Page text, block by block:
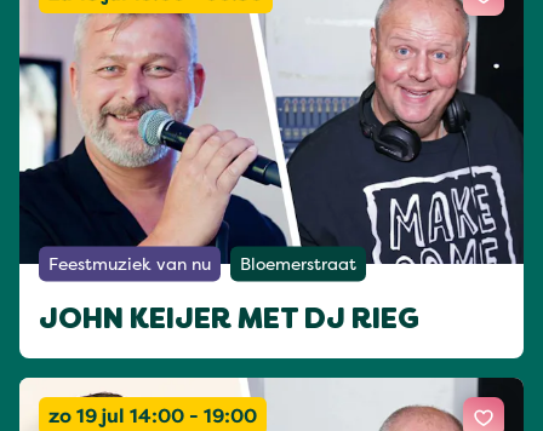
Feestmuziek van nu Bloemerstraat
JOHN KEIJER MET DJ RIEG
zo 19 jul 14:00 - 19:00